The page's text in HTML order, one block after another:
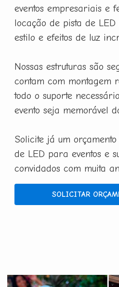
eventos empresariais e
locação de pista de
estilo e efeitos de luz
Nossas estruturas são
contam com montagem
todo o suporte
evento seja memorável
Solicite já um
de LED para eventos e
convidados com muita
SOLICITAR